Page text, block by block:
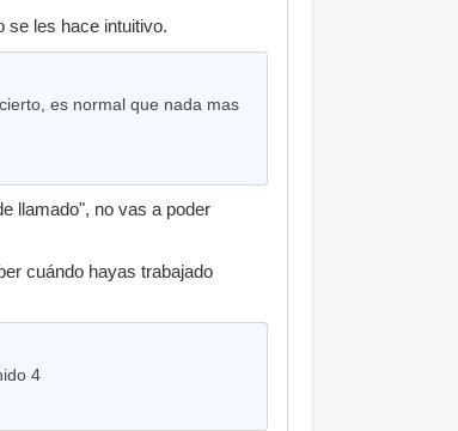
se les hace intuitivo.
es normal que nada mas
llamado", no vas a poder
cuándo hayas trabajado
4